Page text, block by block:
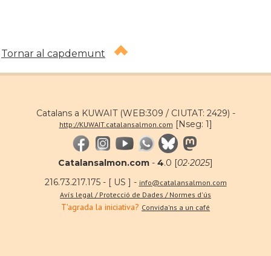
Tornar al capdemunt
Catalans a KUWAIT (WEB:309 / CIUTAT: 2429) -
http://KUWAIT.catalansalmon.com [Nseg: 1]
Catalansalmon.com - 4.0 [02·2025]
216.73.217.175 - [ US ] - info@catalansalmon.com
Avís legal / Protecció de Dades / Normes d'ús
T'agrada la iniciativa? Convida'ns a un café